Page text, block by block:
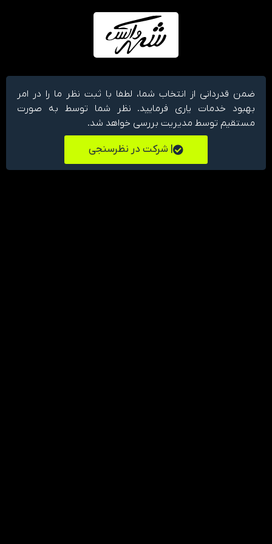
ضمن قدردانی از انتخاب شما، لطفا با ثبت نظر ما را در امر
بهبود خدمات یاری فرمایید. نظر شما توسط به صورت
مستقیم توسط مدیریت بررسی خواهد شد.
| شرکت در نظرسنجی